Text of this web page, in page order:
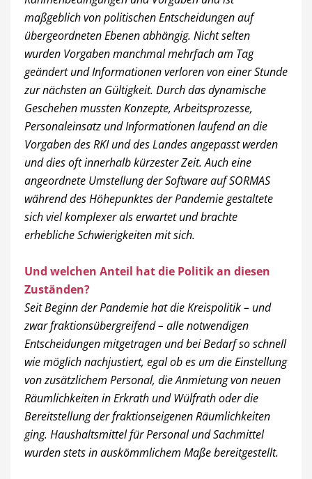
maßgeblich von politischen Entscheidungen auf
übergeordneten Ebenen abhängig. Nicht selten
wurden Vorgaben manchmal mehrfach am Tag
geändert und Informationen verloren von einer Stunde
zur nächsten an Gültigkeit. Durch das dynamische
Geschehen mussten Konzepte, Arbeitsprozesse,
Personaleinsatz und Informationen laufend an die
Vorgaben des RKI und des Landes angepasst werden
und dies oft innerhalb kürzester Zeit. Auch eine
angeordnete Umstellung der Software auf SORMAS
während des Höhepunktes der Pandemie gestaltete
sich viel komplexer als erwartet und brachte
erhebliche Schwierigkeiten mit sich.
Und welchen Anteil hat die Politik an diesen
Zuständen?
Seit Beginn der Pandemie hat die Kreispolitik – und
zwar fraktionsübergreifend – alle notwendigen
Entscheidungen mitgetragen und bei Bedarf so schnell
wie möglich nachjustiert, egal ob es um die Einstellung
von zusätzlichem Personal, die Anmietung von neuen
Räumlichkeiten in Erkrath und Wülfrath oder die
Bereitstellung der fraktionseigenen Räumlichkeiten
ging. Haushaltsmittel für Personal und Sachmittel
wurden stets in auskömmlichem Maße bereitgestellt.